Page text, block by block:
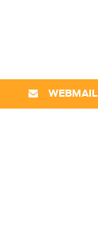
WEBMAIL